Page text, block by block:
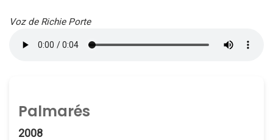
Voz de Richie Porte
Palmarés
2008